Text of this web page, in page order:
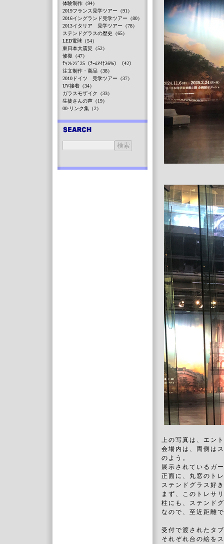
上の写真は、エン
会場内は、両側は
のよう。
展示されているガ
正面に、丸窓のト
ステンドグラス好
まず、このトレサ
柱にも、ステンド
なので、至近距離
受付で渡されたタ
それぞれ台の絵を
体験制作（94）
2019フランス見学ツアー（91）
2016イングランド見学ツアー（80）
2013イタリア 見学ツアー（78）
ステンドグラスの歴史（65）
LED電球（54）
東日本大震災（52）
修復（47）
ﾁｬﾝﾚﾝｼﾞ25（ﾁｰﾑﾏｲﾅｽ6%）（42）
注文制作・商品（38）
2010ドイツ 見学ツアー（37）
UV接着（34）
ガラスモザイク（33）
生徒さんの声（19）
00-リンク集（2）